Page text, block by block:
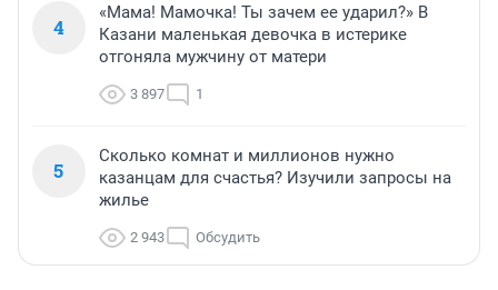
4
«Мама! Мамочка! Ты зачем ее ударил?» В
Казани маленькая девочка в истерике
отгоняла мужчину от матери
3 897 1
5
Сколько комнат и миллионов нужно
казанцам для счастья? Изучили запросы на
жилье
2 943 Обсудить